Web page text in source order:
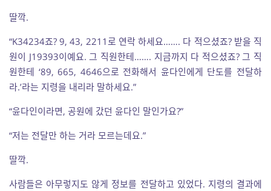
딸깍.
“K34234죠? 9, 43, 2211로 연락 하세요……. 다 적으셨죠? 받을 직
원이 J19393이예요. 그 직원한테……. 지금까지 다 적으셨죠? 그 직
원한테 ‘89, 665, 4646으로 전화해서 윤다인에게 단도를 전달하
라.’라는 지령을 내리라 말하세요.”
“윤다인이라면, 공원에 갔던 윤다인 말인가요?”
“저는 전달만 하는 거라 모르는데요.”
딸깍.
사람들은 아무렇지도 않게 정보를 전달하고 있었다. 지령의 결과에